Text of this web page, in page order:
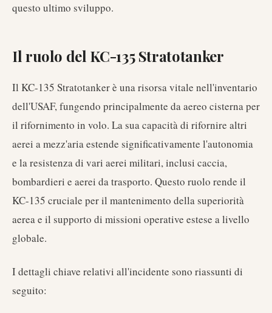
questo ultimo sviluppo.
Il ruolo del KC-135 Stratotanker
Il KC-135 Stratotanker è una risorsa vitale nell'inventario
dell'USAF, fungendo principalmente da aereo cisterna per
il rifornimento in volo. La sua capacità di rifornire altri
aerei a mezz'aria estende significativamente l'autonomia
e la resistenza di vari aerei militari, inclusi caccia,
bombardieri e aerei da trasporto. Questo ruolo rende il
KC-135 cruciale per il mantenimento della superiorità
aerea e il supporto di missioni operative estese a livello
globale.
I dettagli chiave relativi all'incidente sono riassunti di
seguito: